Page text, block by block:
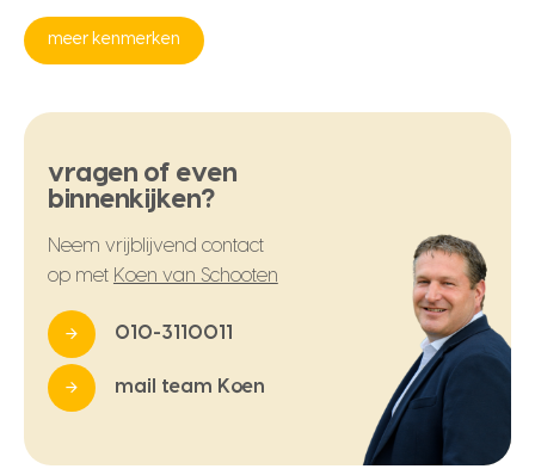
meer kenmerken
vragen of even
binnenkijken?
Neem vrijblijvend contact
op met Koen van Schooten
010-3110011
mail team Koen